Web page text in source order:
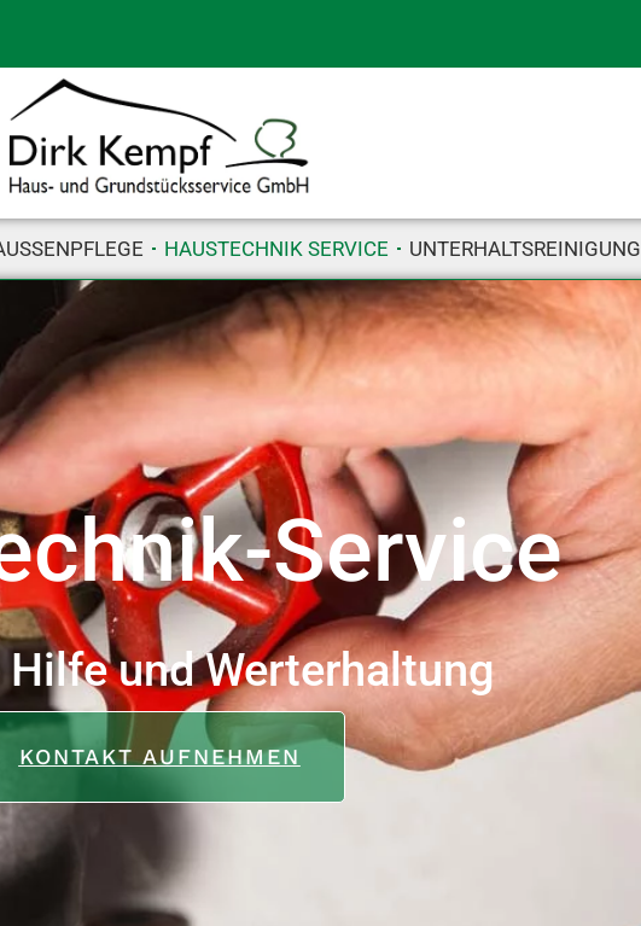
HAUSTECHNIK SERVICE UNTERHALTSREINIGUNG
Service
Hilfe und Werterhaltung
KONTAKT AUFNEHMEN